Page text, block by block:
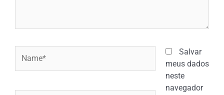
Salvar
meus dados
neste
navegador